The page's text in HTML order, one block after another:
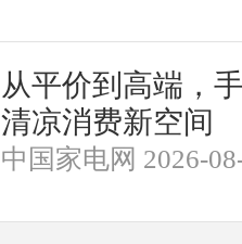
从平价到高端，
清凉消费新空间
中国家电网 2026-